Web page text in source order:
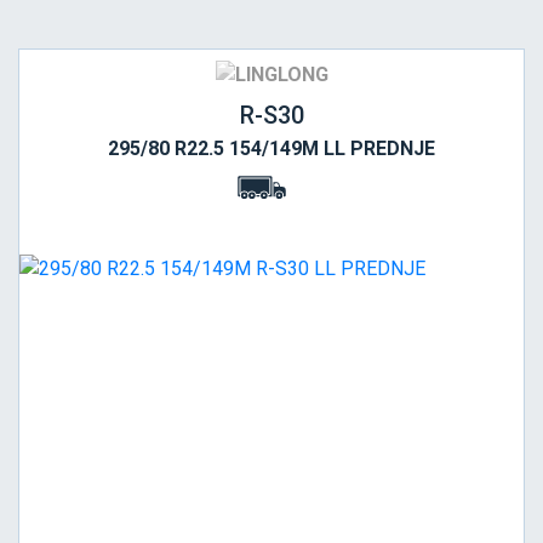
R-S30
295/80 R22.5 154/149M LL PREDNJE